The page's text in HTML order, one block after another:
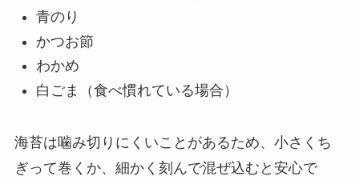
青のり
かつお節
わかめ
白ごま（食べ慣れている場合）
海苔は噛み切りにくいことがあるため、小さくち
ぎって巻くか、細かく刻んで混ぜ込むと安心で